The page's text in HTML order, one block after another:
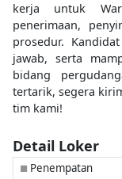
kerja untuk
penerimaan,
prosedur.
jawab, serta
bidang
tertarik, segera
tim kami!
Detail Loker
■ Penempatan